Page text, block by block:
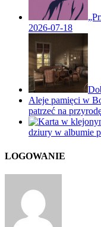
2026-07-18
Aleje pamięci w
patrzeć na
dziury w albumie
LOGOWANIE